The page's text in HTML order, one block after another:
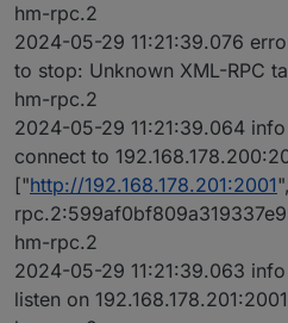
ich tun, um die Werte
iOBroker zu sehen?
Habe mich in dem
kein HMIP-Gerät ist?
Habe eine weitere
die wird nicht grün...
Vermutlich mache
Kann@ Homoran
hm-rpc.2
2024-05-29 11:21:39.076
to stop: Unknown XML-RPC
hm-rpc.2
2024-05-29 11:21:39.064
connect to
["http://192.168.178.201:2001
hm-rpc.2
2024-05-29 11:21:39.063
listen on 192.168.178.201:2001